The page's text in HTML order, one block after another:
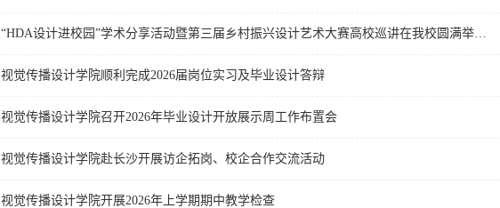
“HDA设计进校园”学术分享活动暨第三届乡村振兴设计艺术大赛高校巡讲在我校圆满举…
视觉传播设计学院顺利完成2026届岗位实习及毕业设计答辩
视觉传播设计学院召开2026年毕业设计开放展示周工作布置会
视觉传播设计学院赴长沙开展访企拓岗、校企合作交流活动
视觉传播设计学院开展2026年上学期期中教学检查